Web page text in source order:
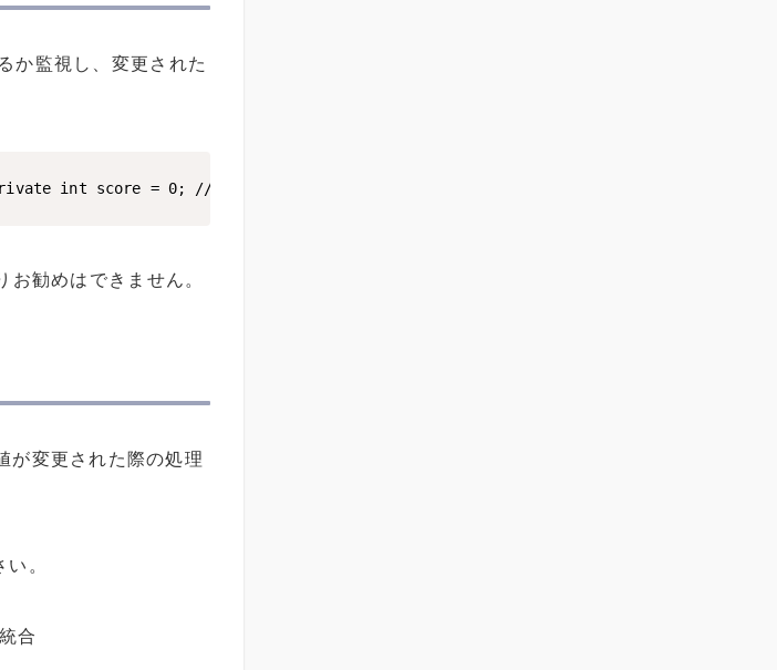
か監視し、変更された
int score = 0; // 変更前の値 private int preScore; void Start() { // 初期化
勧めはできません。
が変更された際の処理
。
合